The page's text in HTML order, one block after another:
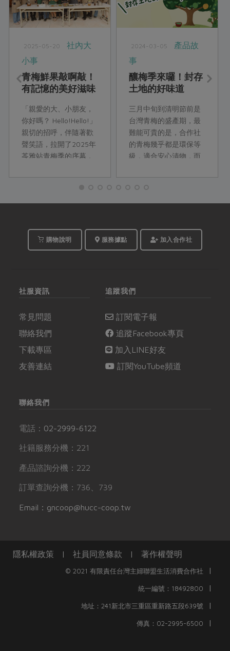
2025-05-20
社內大
小事
青梅鮮果敲啊敲！
有記憶的美好滋味
「親愛的大、小朋友，
你好嗎？ Hello!Hello!」
親切的招呼，伴隨著歡
聲笑語，拉開了2025年
苓雅站青梅季的序幕，
週三，增加了四位學齡
的孩子陪同媽媽一起參
與。於是，苓雅綠食之
的二樓教室熱鬧展開。
2024-03-05
產品故
事
釀梅季來囉！封存
土地的好味道
三月中旬到清明節前是
台灣青梅的盛產期，最
難能可貴的是，合作社
的青梅幾乎都是環保等
級，適合安心漬物，而
適合不同釀作手法，快
美好的自然滋味封存進
購物說明 服務據點 加入合作社
社服資訊
常見問題
聯絡我們
下載專區
友善連結
追蹤我們
訂閱電子報
追蹤Facebook專頁
加入LINE好友
訂閱YouTube頻道
聯絡我們
電話： 02-2999-6122
社籍服務分機：221
產品諮詢分機：222
訂單查詢分機：736、739
Email：gncoop@hucc-coop.tw
隱私權政策 | 社員同意條款 | 著作權聲明
© 2021 有限責任台灣主婦聯盟生活消費合作社 |
統一編號：18492800 |
地址：241新北市三重區重新路五段639號 |
傳真：02-2995-6500 |